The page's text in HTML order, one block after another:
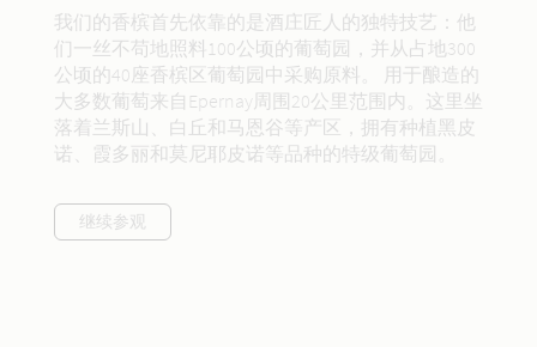
我们的香槟首先依靠的是酒庄匠人的独特技艺：他
们一丝不苟地照料100公顷的葡萄园，并从占地300
公顷的40座香槟区葡萄园中采购原料。 用于酿造的
大多数葡萄来自Epernay周围20公里范围内。这里坐
落着兰斯山、白丘和马恩谷等产区，拥有种植黑皮
诺、霞多丽和莫尼耶皮诺等品种的特级葡萄园。
继续参观